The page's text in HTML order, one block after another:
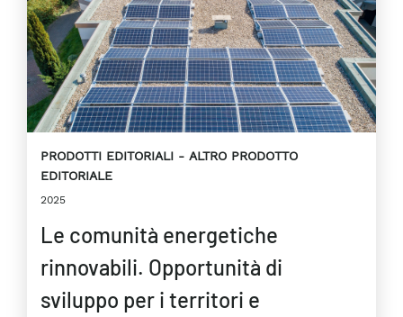
PRODOTTI EDITORIALI
ALTRO PRODOTTO
EDITORIALE
2025
Le comunità energetiche
rinnovabili. Opportunità di
sviluppo per i territori e